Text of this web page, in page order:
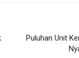
Puluhan Unit